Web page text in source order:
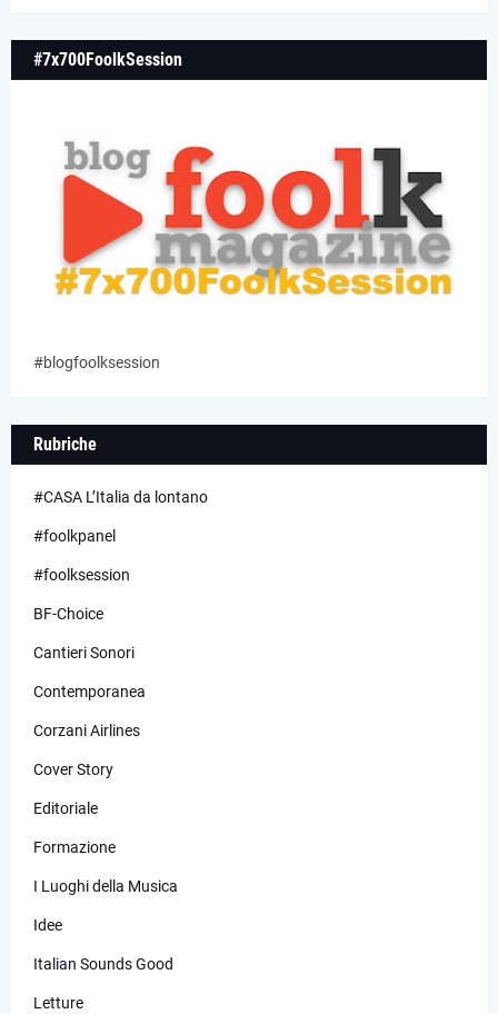
#7x700FoolkSession
#blogfoolksession
Rubriche
#CASA L’Italia da lontano
#foolkpanel
#foolksession
BF-Choice
Cantieri Sonori
Contemporanea
Corzani Airlines
Cover Story
Editoriale
Formazione
I Luoghi della Musica
Idee
Italian Sounds Good
Letture